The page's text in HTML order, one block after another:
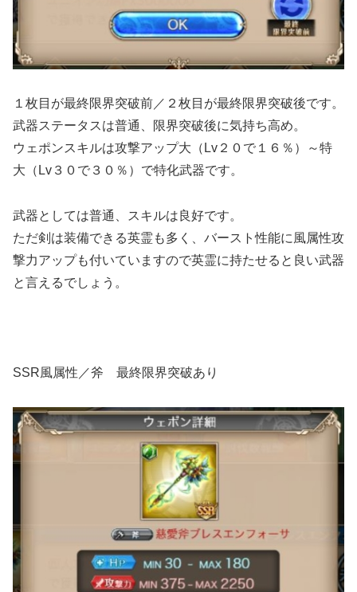
１枚目が最終限界突破前／２枚目が最終限界突破後です。
武器ステータスは普通、限界突破後に気持ち高め。
ウェポンスキルは攻撃アップ大（Lv２０で１６％）～特
大（Lv３０で３０％）で特化武器です。
武器としては普通、スキルは良好です。
ただ剣は装備できる英霊も多く、バースト性能に風属性攻
撃力アップも付いていますので英霊に持たせると良い武器
と言えるでしょう。
SSR風属性／斧 最終限界突破あり